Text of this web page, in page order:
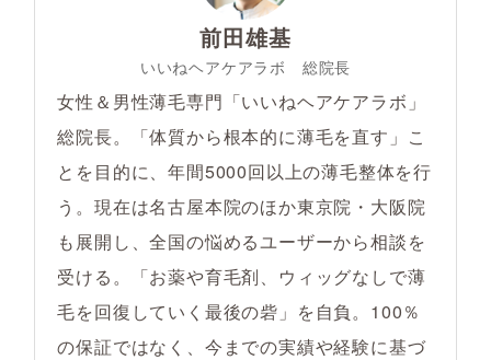
前田雄基
いいねヘアケアラボ 総院長
女性＆男性薄毛専門「いいねヘアケアラボ」
総院長。「体質から根本的に薄毛を直す」こ
とを目的に、年間5000回以上の薄毛整体を行
う。現在は名古屋本院のほか東京院・大阪院
も展開し、全国の悩めるユーザーから相談を
受ける。「お薬や育毛剤、ウィッグなしで薄
毛を回復していく最後の砦」を自負。100％
の保証ではなく、今までの実績や経験に基づ